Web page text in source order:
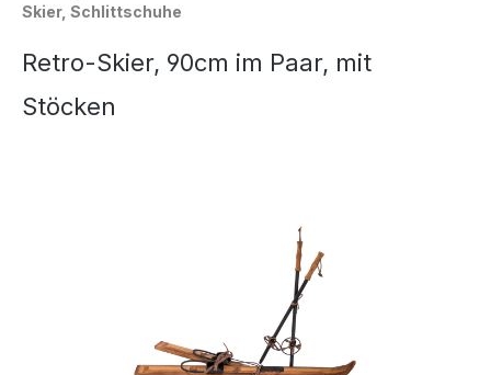
Skier, Schlittschuhe
Retro-Skier, 90cm im Paar, mit
Stöcken